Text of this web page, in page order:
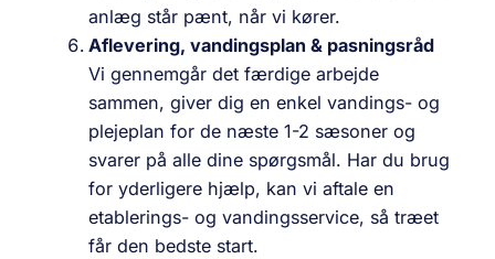
anlæg står pænt, når vi kører.
Aflevering, vandingsplan & pasningsråd
Vi gennemgår det færdige arbejde
sammen, giver dig en enkel vandings- og
plejeplan for de næste 1-2 sæsoner og
svarer på alle dine spørgsmål. Har du brug
for yderligere hjælp, kan vi aftale en
etablerings- og vandingsservice, så træet
får den bedste start.